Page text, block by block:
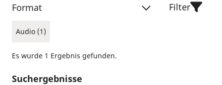
Format
Audio (1)
Filter
Es wurde 1 Ergebnis gefunden.
Suchergebnisse